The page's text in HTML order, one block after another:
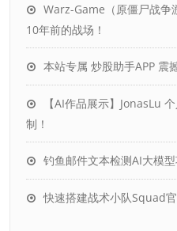
Warz-Game（原僵尸战争
10年前的战场！
本站专属 炒股助手APP 震
【AI作品展示】JonasLu
制！
钓鱼邮件文本检测AI大模
快速搭建战术小队Squad